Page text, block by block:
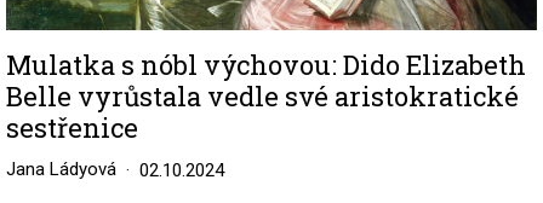
Mulatka s nóbl výchovou: Dido Elizabeth
Belle vyrůstala vedle své aristokratické
sestřenice
Jana Ládyová 02.10.2024